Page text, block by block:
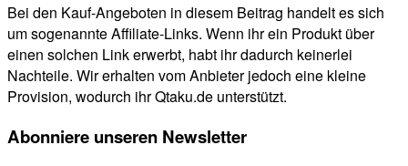
Bei den Kauf-Angeboten in diesem Beitrag handelt es sich
um sogenannte Affiliate-Links. Wenn ihr ein Produkt über
einen solchen Link erwerbt, habt ihr dadurch keinerlei
Nachteile. Wir erhalten vom Anbieter jedoch eine kleine
Provision, wodurch ihr Qtaku.de unterstützt.
Abonniere unseren Newsletter